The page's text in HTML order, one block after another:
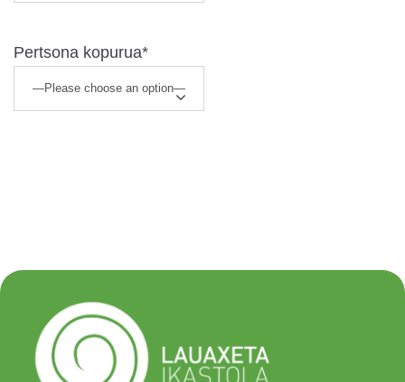
Pertsona kopurua*